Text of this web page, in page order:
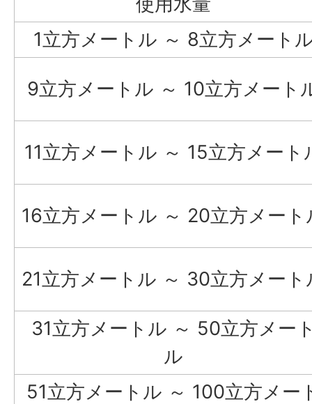
1立方メートル ～ 8立方メート
9立方メートル ～ 10立方メート
11立方メートル ～ 15立方メート
16立方メートル ～ 20立方メート
21立方メートル ～ 30立方メート
31立方メートル ～ 50立方メー
ル
51立方メートル ～ 100立方メー